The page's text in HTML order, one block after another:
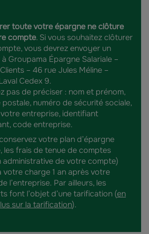
toute votre épargne ne clôture
compte. Si vous souhaitez clôturer
vous devrez envoyer un
Groupama Épargne Salariale –
– 46 rue Jules Méline –
Cedex 9.
pas de préciser : nom et prénom,
postale, numéro de sécurité sociale,
entreprise, identifiant
code entreprise.
votre plan d’épargne
les frais de tenue de comptes
administrative de votre compte)
votre charge 1 an après votre
l’entreprise. Par ailleurs, les
font l’objet d’une tarification (en
sur la tarification).